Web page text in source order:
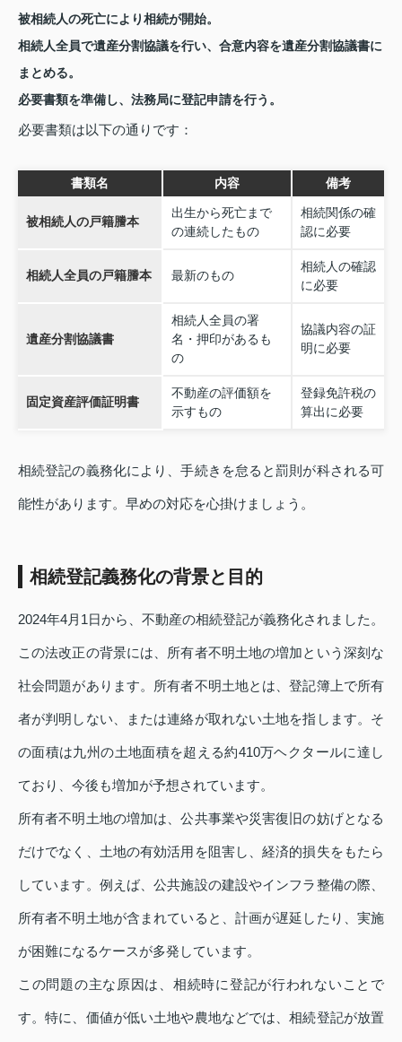
被相続人の死亡により相続が開始。
相続人全員で遺産分割協議を行い、合意内容を遺産分割協議書に
まとめる。
必要書類を準備し、法務局に登記申請を行う。
必要書類は以下の通りです：
書類名 内容 備考
被相続人の戸籍謄本
出生から死亡まで
の連続したもの
相続関係の確
認に必要
相続人全員の戸籍謄本 最新のもの
相続人の確認
に必要
遺産分割協議書
相続人全員の署
名・押印があるも
の
協議内容の証
明に必要
固定資産評価証明書
不動産の評価額を
示すもの
登録免許税の
算出に必要
相続登記の義務化により、手続きを怠ると罰則が科される可
能性があります。早めの対応を心掛けましょう。
相続登記義務化の背景と目的
2024年4月1日から、不動産の相続登記が義務化されました。
この法改正の背景には、所有者不明土地の増加という深刻な
社会問題があります。所有者不明土地とは、登記簿上で所有
者が判明しない、または連絡が取れない土地を指します。そ
の面積は九州の土地面積を超える約410万ヘクタールに達し
ており、今後も増加が予想されています。
所有者不明土地の増加は、公共事業や災害復旧の妨げとなる
だけでなく、土地の有効活用を阻害し、経済的損失をもたら
しています。例えば、公共施設の建設やインフラ整備の際、
所有者不明土地が含まれていると、計画が遅延したり、実施
が困難になるケースが多発しています。
この問題の主な原因は、相続時に登記が行われないことで
す。特に、価値が低い土地や農地などでは、相続登記が放置